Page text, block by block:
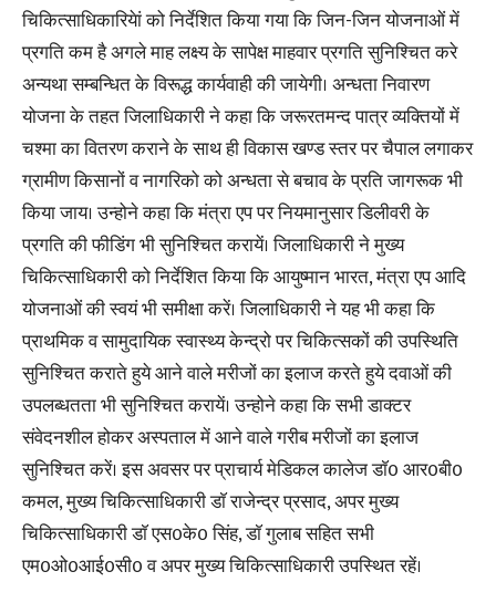
चिकित्साधिकारियेां को निर्देशित किया गया कि जिन-जिन योजनाओं में
प्रगति कम है अगले माह लक्ष्य के सापेक्ष माहवार प्रगति सुनिश्चित करे
अन्यथा सम्बन्धित के विरूद्ध कार्यवाही की जायेगी। अन्धता निवारण
योजना के तहत जिलाधिकारी ने कहा कि जरूरतमन्द पात्र व्यक्तियों में
चश्मा का वितरण कराने के साथ ही विकास खण्ड स्तर पर चैपाल लगाकर
ग्रामीण किसानों व नागरिको को अन्धता से बचाव के प्रति जागरूक भी
किया जाय। उन्होने कहा कि मंत्रा एप पर नियमानुसार डिलीवरी के
प्रगति की फीडिंग भी सुनिश्चित करायें। जिलाधिकारी ने मुख्य
चिकित्साधिकारी को निर्देशित किया कि आयुष्मान भारत, मंत्रा एप आदि
योजनाओं की स्वयं भी समीक्षा करें। जिलाधिकारी ने यह भी कहा कि
प्राथमिक व सामुदायिक स्वास्थ्य केन्द्रो पर चिकित्सकों की उपस्थिति
सुनिश्चित कराते हुये आने वाले मरीजों का इलाज करते हुये दवाओं की
उपलब्धतता भी सुनिश्चित करायें। उन्होने कहा कि सभी डाक्टर
संवेदनशील होकर अस्पताल में आने वाले गरीब मरीजों का इलाज
सुनिश्चित करें। इस अवसर पर प्राचार्य मेडिकल कालेज डाॅ0 आर0बी0
कमल, मुख्य चिकित्साधिकारी डाॅ राजेन्द्र प्रसाद, अपर मुख्य
चिकित्साधिकारी डाॅ एस0के0 सिंह, डाॅ गुलाब सहित सभी
एम0ओ0आई0सी0 व अपर मुख्य चिकित्साधिकारी उपस्थित रहें।